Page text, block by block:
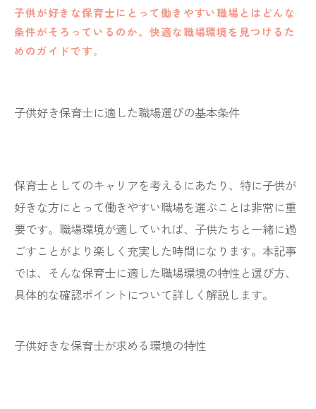
子供が好きな保育士にとって働きやすい職場とはどんな
条件がそろっているのか。快適な職場環境を見つけるた
めのガイドです。
子供好き保育士に適した職場選びの基本条件
保育士としてのキャリアを考えるにあたり、特に子供が
好きな方にとって働きやすい職場を選ぶことは非常に重
要です。職場環境が適していれば、子供たちと一緒に過
ごすことがより楽しく充実した時間になります。本記事
では、そんな保育士に適した職場環境の特性と選び方、
具体的な確認ポイントについて詳しく解説します。
子供好きな保育士が求める環境の特性